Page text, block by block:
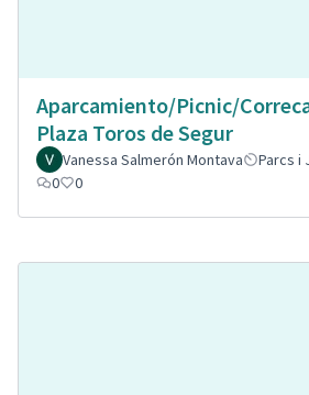
Aparcamiento/Picnic/
Plaza Toros de Segur
Vanessa Salmerón Montava
Parcs i
0
0